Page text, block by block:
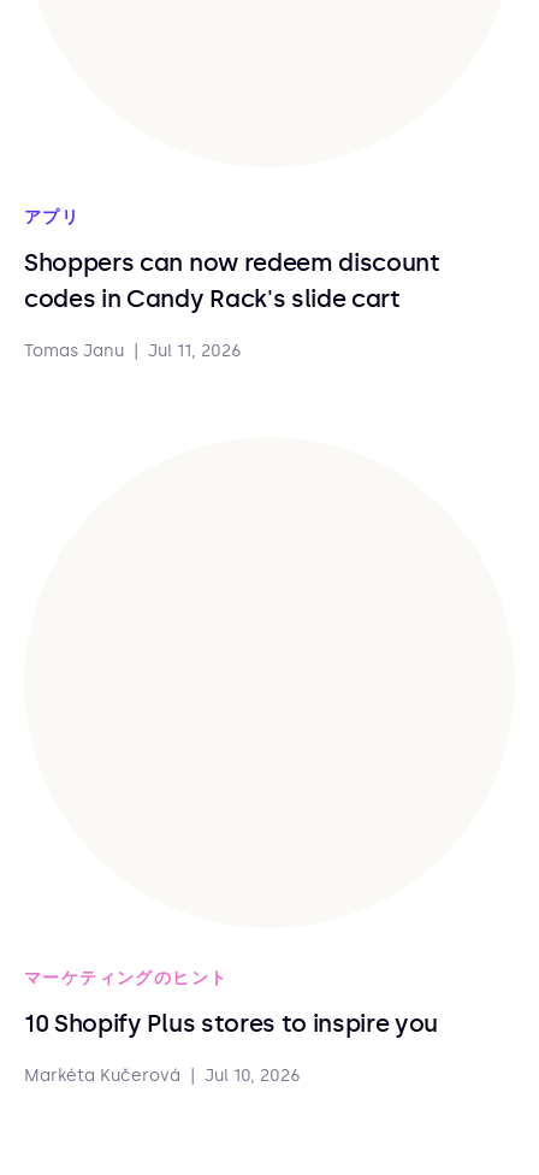
アプリ
Shoppers can now redeem discount
codes in Candy Rack's slide cart
Tomas Janu Jul 11, 2026
マーケティングのヒント
10 Shopify Plus stores to inspire you
Markéta Kučerová Jul 10, 2026